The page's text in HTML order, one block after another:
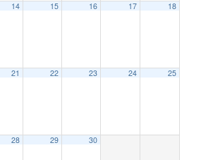
14 15 16 17 18
21 22 23 24 25
28 29 30